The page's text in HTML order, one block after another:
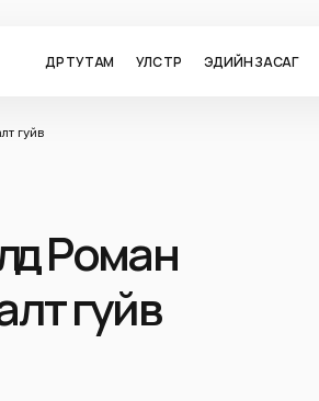
ӨДӨР ТУТАМ УЛС ТӨР ЭДИЙН ЗАСАГ
гуйв
Роман
гуйв